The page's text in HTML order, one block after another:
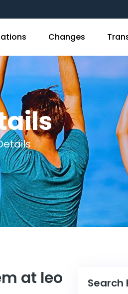
Changes
at leo
Search